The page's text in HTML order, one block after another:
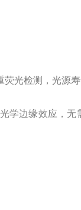
光检测，光源
学边缘效应，无